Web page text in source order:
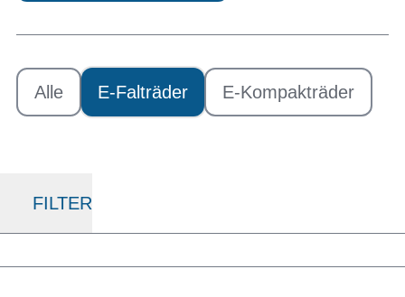
Alle E-Falträder E-Kompakträder
FILTER